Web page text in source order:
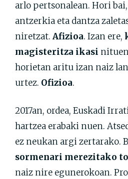
arlo pertsonalean. Hori
antzerkia eta dantza
niretzat. Afizioa. Izan ere,
magisteritza ikasi
horietan aritu izan naiz
urtez. Ofizioa.
2017an, ordea, Euskadi
hartzea erabaki nuen.
ez neukan argi zertarako.
sormenari merezitako
naiz nire egunerokoan.